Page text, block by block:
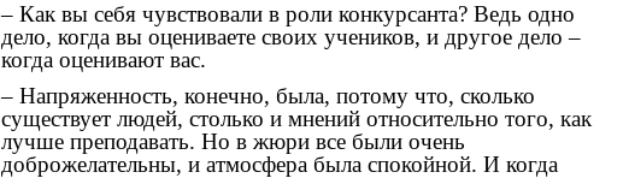
– Как вы себя чувствовали в роли конкурсанта? Ведь одно
дело, когда вы оцениваете своих учеников, и другое дело –
когда оценивают вас.
– Напряженность, конечно, была, потому что, сколько
существует людей, столько и мнений относительно того, как
лучше преподавать. Но в жюри все были очень
доброжелательны, и атмосфера была спокойной. И когда